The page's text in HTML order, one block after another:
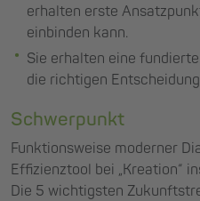
erhalten erste
einbinden kann.
Sie erhalten eine
die richtigen
Schwerpunkt
Funktionsweise moderner
Effizienztool bei „Kreation“
Die 5 wichtigsten